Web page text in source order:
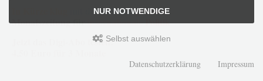
mit der weltweitgrößten
MonatszeitungfürinternationalePolitik
Jetzt das Digi-Abo testen:
Kunst
Zeitungsabo
Erscheinungstermine
NUR NOTWENDIGE
Selbst auswählen
Datenschutzerklärung Impressum